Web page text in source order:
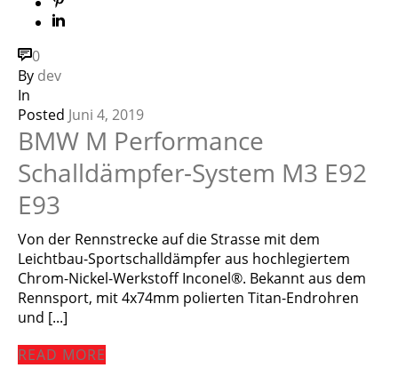
0
By dev
In
Posted Juni 4, 2019
BMW M Performance
Schalldämpfer-System M3 E92
E93
Von der Rennstrecke auf die Strasse mit dem
Leichtbau-Sportschalldämpfer aus hochlegiertem
Chrom-Nickel-Werkstoff Inconel®. Bekannt aus dem
Rennsport, mit 4x74mm polierten Titan-Endrohren
und [...]
READ MORE